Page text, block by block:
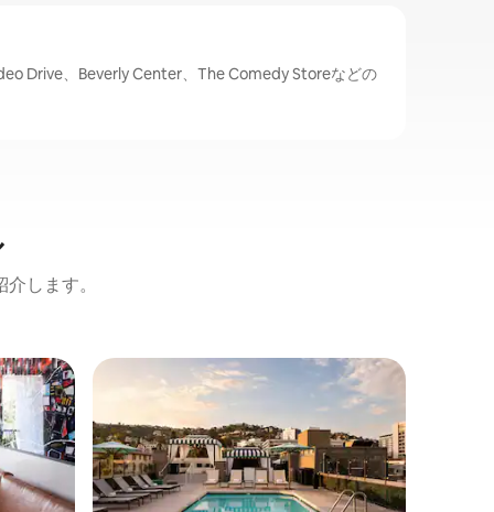
Drive、Beverly Center、The Comedy Storeなどの
します。